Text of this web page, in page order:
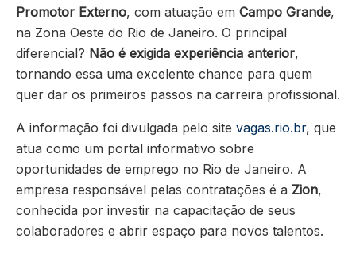
Promotor Externo, com atuação em Campo Grande,
na Zona Oeste do Rio de Janeiro. O principal
diferencial? Não é exigida experiência anterior,
tornando essa uma excelente chance para quem
quer dar os primeiros passos na carreira profissional.
A informação foi divulgada pelo site vagas.rio.br, que
atua como um portal informativo sobre
oportunidades de emprego no Rio de Janeiro. A
empresa responsável pelas contratações é a Zion,
conhecida por investir na capacitação de seus
colaboradores e abrir espaço para novos talentos.